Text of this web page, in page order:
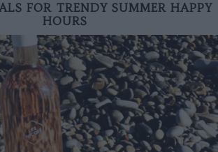
FOR TRENDY SUMMER HAPPY
HOURS